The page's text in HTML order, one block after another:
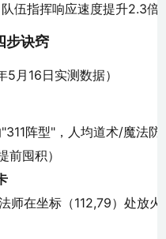
伍指挥响应速度提升2.3
步诀窍
5月16日实测数据）
阵型"，人均道术/魔法
囤积）
师在坐标（112,79）处放